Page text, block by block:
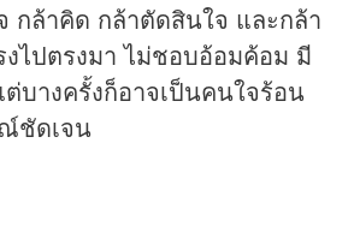
ล้าคิด กล้าตัดสินใจ และกล้า
ไปตรงมา ไม่ชอบอ้อมค้อม มี
บางครั้งก็อาจเป็นคนใจร้อน
ชัดเจน